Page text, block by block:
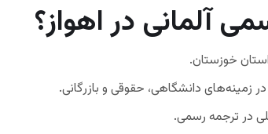
آلمانی در اهواز؟
خوزستان.
دانشگاهی، حقوقی و بازرگانی.
در ترجمه رسمی.